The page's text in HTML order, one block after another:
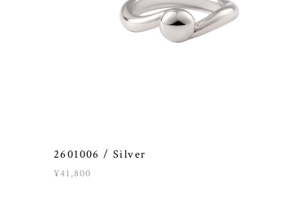
2601006 / Silver
¥41,800